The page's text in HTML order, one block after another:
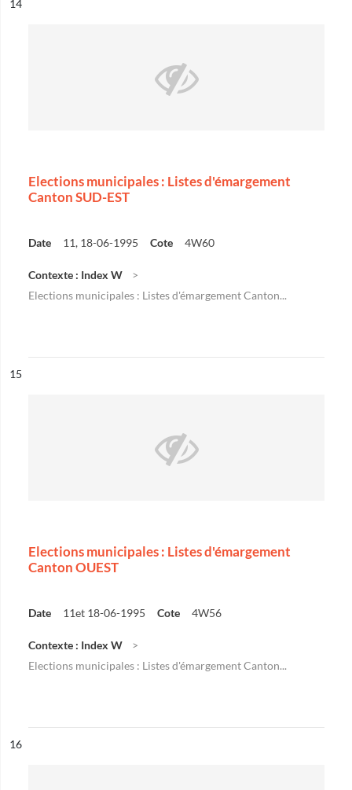
n°
14
Elections municipales : Listes d'émargement
Canton SUD-EST
Date 11, 18-06-1995 Cote 4W60
Contexte : Index W
Elections municipales : Listes d'émargement Canton...
n°
15
Elections municipales : Listes d'émargement
Canton OUEST
Date 11et 18-06-1995 Cote 4W56
Contexte : Index W
Elections municipales : Listes d'émargement Canton...
n°
16